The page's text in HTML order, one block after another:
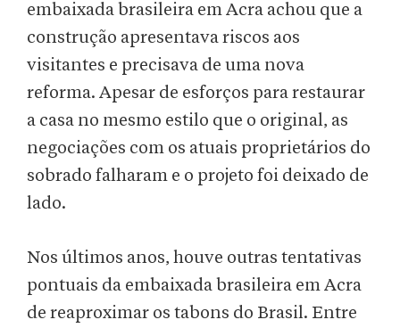
embaixada brasileira em Acra achou que a
construção apresentava riscos aos
visitantes e precisava de uma nova
reforma. Apesar de esforços para restaurar
a casa no mesmo estilo que o original, as
negociações com os atuais proprietários do
sobrado falharam e o projeto foi deixado de
lado.
Nos últimos anos, houve outras tentativas
pontuais da embaixada brasileira em Acra
de reaproximar os tabons do Brasil. Entre